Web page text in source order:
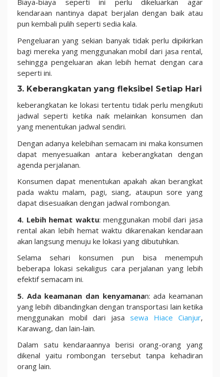
Biaya-biaya seperti ini perlu dikeluarkan agar
kendaraan nantinya dapat berjalan dengan baik atau
pun kembali pulih seperti sedia kala.
Pengeluaran yang sekian banyak tidak perlu dipikirkan
bagi mereka yang menggunakan mobil dari jasa rental,
sehingga pengeluaran akan lebih hemat dengan cara
seperti ini.
3. Keberangkatan yang fleksibel Setiap Hari
keberangkatan ke lokasi tertentu tidak perlu mengikuti
jadwal seperti ketika naik melainkan konsumen dan
yang menentukan jadwal sendiri.
Dengan adanya kelebihan semacam ini maka konsumen
dapat menyesuaikan antara keberangkatan dengan
agenda perjalanan.
Konsumen dapat menentukan apakah akan berangkat
pada waktu malam, pagi, siang, ataupun sore yang
dapat disesuaikan dengan jadwal rombongan.
4. Lebih hemat waktu: menggunakan mobil dari jasa
rental akan lebih hemat waktu dikarenakan kendaraan
akan langsung menuju ke lokasi yang dibutuhkan.
Selama sehari konsumen pun bisa menempuh
beberapa lokasi sekaligus cara perjalanan yang lebih
efektif semacam ini.
5. Ada keamanan dan kenyamanan: ada keamanan
yang lebih dibandingkan dengan transportasi lain ketika
menggunakan mobil dari jasa sewa Hiace Cianjur,
Karawang, dan lain-lain.
Dalam satu kendaraannya berisi orang-orang yang
dikenal yaitu rombongan tersebut tanpa kehadiran
orang lain.